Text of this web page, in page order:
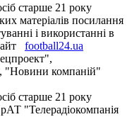
старше 21 року
матеріалів посилання
і використанні в
football24.ua
"Новини компаній"
старше 21 року
"Телерадіокомпанія